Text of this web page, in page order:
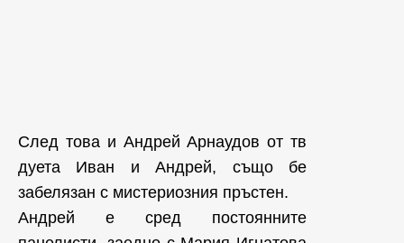
След това и Андрей Арнаудов от тв
дуета Иван и Андрей, също бе
забелязан с мистериозния пръстен.
Андрей е сред постоянните